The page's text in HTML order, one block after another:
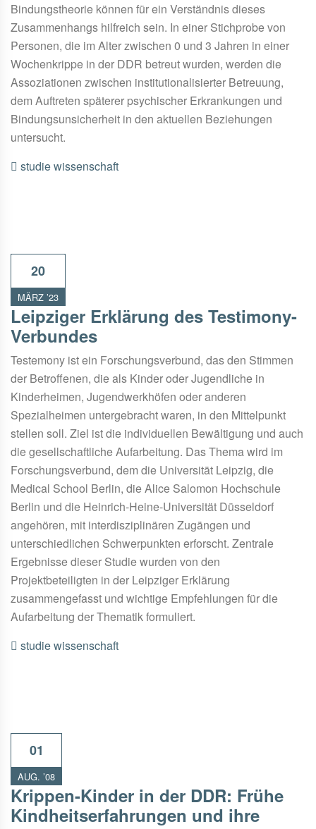
Bindungstheorie können für ein Verständnis dieses
Zusammenhangs hilfreich sein. In einer Stichprobe von
Personen, die im Alter zwischen 0 und 3 Jahren in einer
Wochenkrippe in der DDR betreut wurden, werden die
Assoziationen zwischen institutionalisierter Betreuung,
dem Auftreten späterer psychischer Erkrankungen und
Bindungsunsicherheit in den aktuellen Beziehungen
untersucht.
studiewissenschaft
20
MÄRZ ’23
Leipziger Erklärung des Testimony-
Verbundes
Testemony ist ein Forschungsverbund, das den Stimmen
der Betroffenen, die als Kinder oder Jugendliche in
Kinderheimen, Jugendwerkhöfen oder anderen
Spezialheimen untergebracht waren, in den Mittelpunkt
stellen soll. Ziel ist die individuellen Bewältigung und auch
die gesellschaftliche Aufarbeitung. Das Thema wird im
Forschungsverbund, dem die Universität Leipzig, die
Medical School Berlin, die Alice Salomon Hochschule
Berlin und die Heinrich-Heine-Universität Düsseldorf
angehören, mit interdisziplinären Zugängen und
unterschiedlichen Schwerpunkten erforscht. Zentrale
Ergebnisse dieser Studie wurden von den
Projektbeteiligten in der Leipziger Erklärung
zusammengefasst und wichtige Empfehlungen für die
Aufarbeitung der Thematik formuliert.
studiewissenschaft
01
AUG. ’08
Krippen-Kinder in der DDR: Frühe
Kindheitserfahrungen und ihre